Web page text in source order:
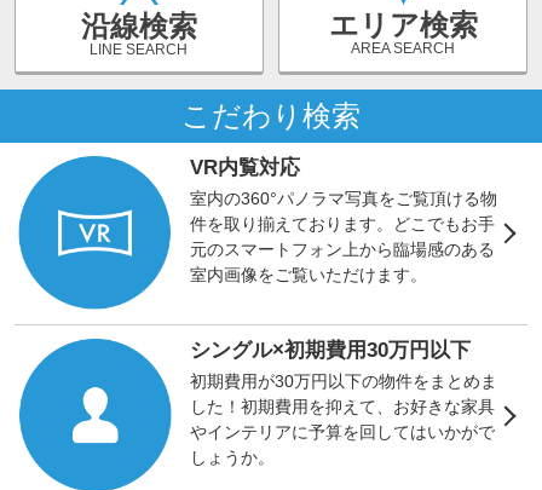
沿線検索
LINE SEARCH
エリア検索
AREA SEARCH
こだわり検索
VR内覧対応
室内の360°パノラマ写真をご覧頂ける物
件を取り揃えております。どこでもお手
元のスマートフォン上から臨場感のある
室内画像をご覧いただけます。
シングル×初期費用30万円以下
初期費用が30万円以下の物件をまとめま
した！初期費用を抑えて、お好きな家具
やインテリアに予算を回してはいかがで
しょうか。